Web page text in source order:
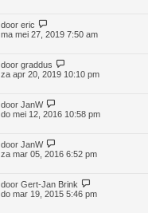
door eric
ma mei 27, 2019 7:50 am
door graddus
za apr 20, 2019 10:10 pm
door JanW
do mei 12, 2016 10:58 pm
door JanW
za mar 05, 2016 6:52 pm
door Gert-Jan Brink
do mar 19, 2015 5:46 pm